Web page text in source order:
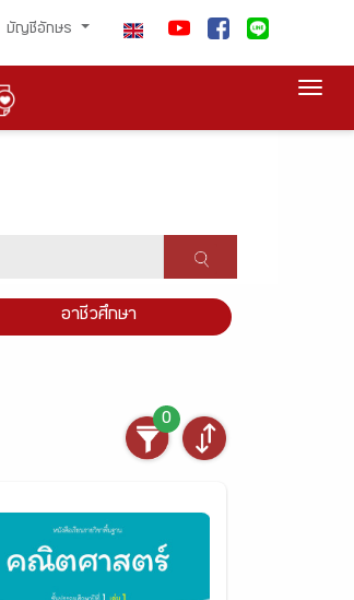
บัญชีอักษร
อาชีวศึกษา
0